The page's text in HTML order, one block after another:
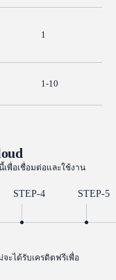
1
1-10
พื่อเชื่อมต่อและใช้งาน
STEP-4 STEP-5
ะได้รับเครดิตฟรีเพื่อ